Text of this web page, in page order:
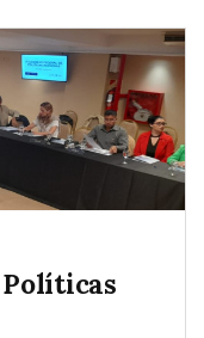
Políticas